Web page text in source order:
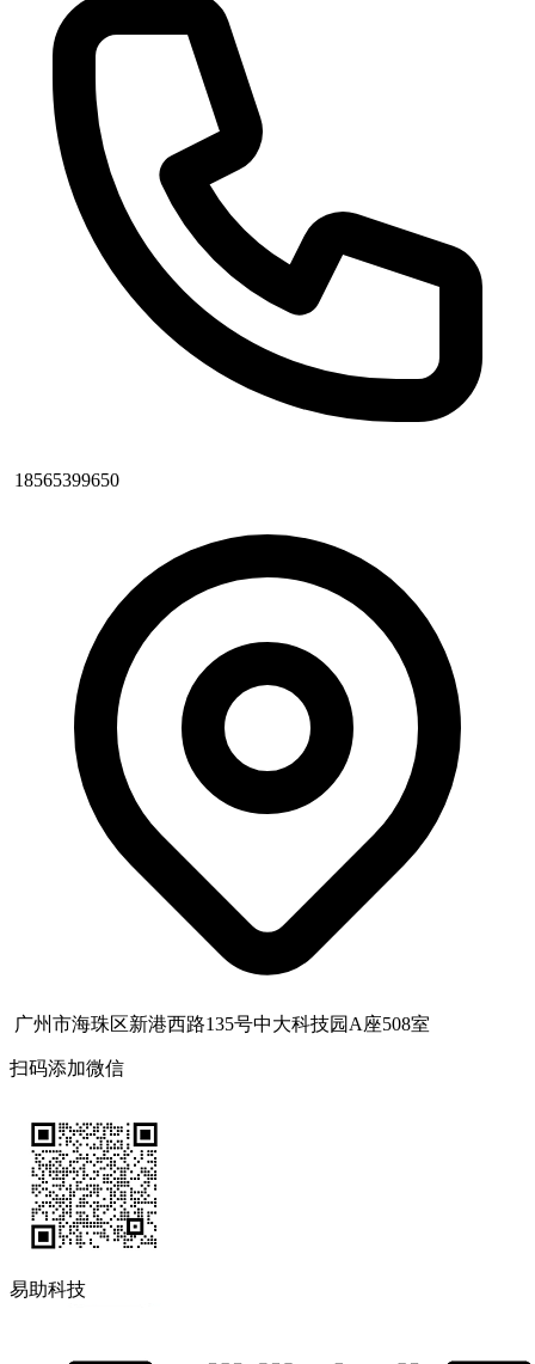
18565399650
广州市海珠区新港西路135号中大科技园A座508室
扫码添加微信
易助科技